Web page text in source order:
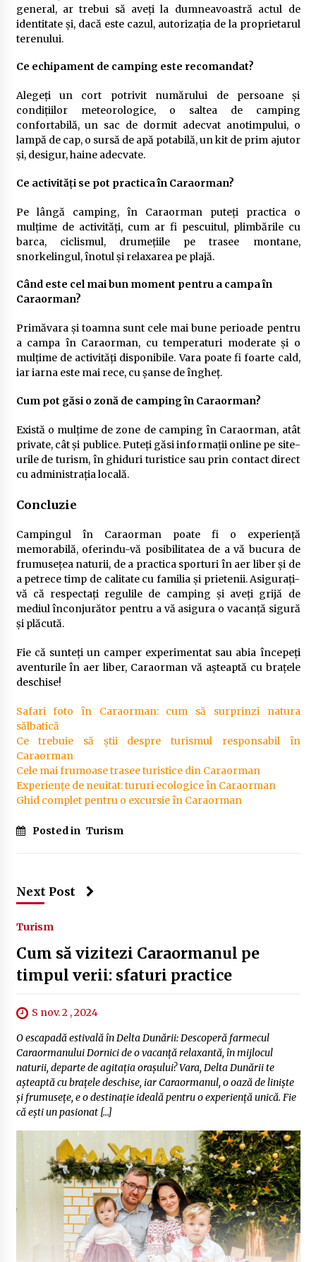
general, ar trebui să aveți la dumneavoastră actul de
identitate și, dacă este cazul, autorizația de la proprietarul
terenului.
Ce echipament de camping este recomandat?
Alegeți un cort potrivit numărului de persoane și
condițiilor meteorologice, o saltea de camping
confortabilă, un sac de dormit adecvat anotimpului, o
lampă de cap, o sursă de apă potabilă, un kit de prim ajutor
și, desigur, haine adecvate.
Ce activități se pot practica în Caraorman?
Pe lângă camping, în Caraorman puteți practica o
mulțime de activități, cum ar fi pescuitul, plimbările cu
barca, ciclismul, drumețiile pe trasee montane,
snorkelingul, înotul și relaxarea pe plajă.
Când este cel mai bun moment pentru a campa în
Caraorman?
Primăvara și toamna sunt cele mai bune perioade pentru
a campa în Caraorman, cu temperaturi moderate și o
mulțime de activități disponibile. Vara poate fi foarte cald,
iar iarna este mai rece, cu șanse de îngheț.
Cum pot găsi o zonă de camping în Caraorman?
Există o mulțime de zone de camping în Caraorman, atât
private, cât și publice. Puteți găsi informații online pe site-
urile de turism, în ghiduri turistice sau prin contact direct
cu administrația locală.
Concluzie
Campingul în Caraorman poate fi o experiență
memorabilă, oferindu-vă posibilitatea de a vă bucura de
frumusețea naturii, de a practica sporturi în aer liber și de
a petrece timp de calitate cu familia și prietenii. Asigurați-
vă că respectați regulile de camping și aveți grijă de
mediul înconjurător pentru a vă asigura o vacanță sigură
și plăcută.
Fie că sunteți un camper experimentat sau abia începeți
aventurile în aer liber, Caraorman vă așteaptă cu brațele
deschise!
Safari foto în Caraorman: cum să surprinzi natura
sălbatică
Ce trebuie să știi despre turismul responsabil în
Caraorman
Cele mai frumoase trasee turistice din Caraorman
Experiențe de neuitat: tururi ecologice în Caraorman
Ghid complet pentru o excursie în Caraorman
Posted in Turism
Next Post
Turism
Cum să vizitezi Caraormanul pe
timpul verii: sfaturi practice
S nov. 2 , 2024
O escapadă estivală în Delta Dunării: Descoperă farmecul
Caraormanului Dornici de o vacanță relaxantă, în mijlocul
naturii, departe de agitația orașului? Vara, Delta Dunării te
așteaptă cu brațele deschise, iar Caraormanul, o oază de liniște
și frumusețe, e o destinație ideală pentru o experiență unică. Fie
că ești un pasionat […]